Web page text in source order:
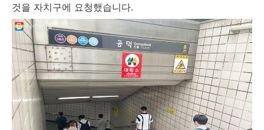
것을 자치구에 요청했습니다.